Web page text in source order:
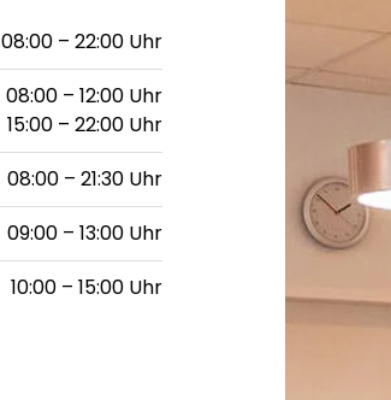
08:00 – 22:00 Uhr
08:00 – 12:00 Uhr
15:00 – 22:00 Uhr
08:00 – 21:30 Uhr
09:00 – 13:00 Uhr
10:00 – 15:00 Uhr